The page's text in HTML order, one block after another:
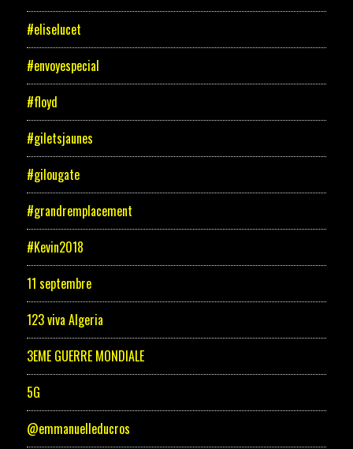
#eliselucet
#envoyespecial
#floyd
#giletsjaunes
#gilougate
#grandremplacement
#Kevin2018
11 septembre
123 viva Algeria
3EME GUERRE MONDIALE
5G
@emmanuelleducros